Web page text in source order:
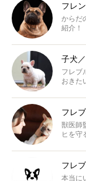
フレ
からだ
紹介！
子犬
フレブ
おきた
フレ
獣医師
ヒを守
フレ
本当に